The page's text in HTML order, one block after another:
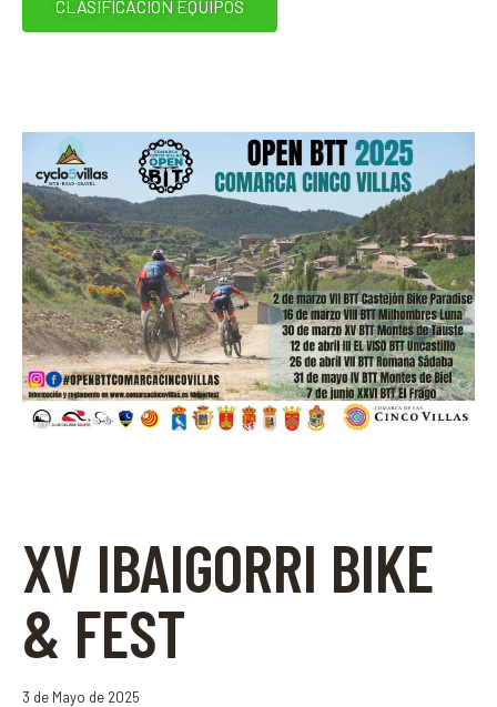
CLASIFICACIÓN EQUIPOS
XV IBAIGORRI BIKE
& FEST
3 de Mayo de 2025